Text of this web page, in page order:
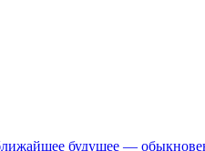
будущее —